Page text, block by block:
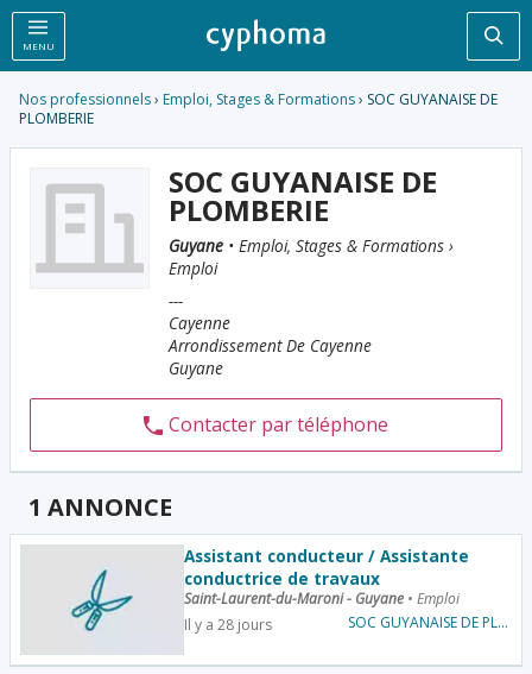
MENU
Nos professionnels› Emploi, Stages & Formations› SOC GUYANAISE DE
PLOMBERIE
SOC GUYANAISE DE
PLOMBERIE
Guyane • Emploi, Stages & Formations ›
Emploi
---
Cayenne
Arrondissement De Cayenne
Guyane
Contacter par téléphone
1 ANNONCE
Assistant conducteur / Assistante
conductrice de travaux
Saint-Laurent-du-Maroni - Guyane • Emploi
Il y a 28 jours
SOC GUYANAISE DE PLOMBERIE